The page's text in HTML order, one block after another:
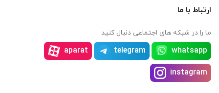
ارتباط با ما
ما را در شبکه های اجتماعی دنبال کنید
whatsapp
telegram
aparat
instagram